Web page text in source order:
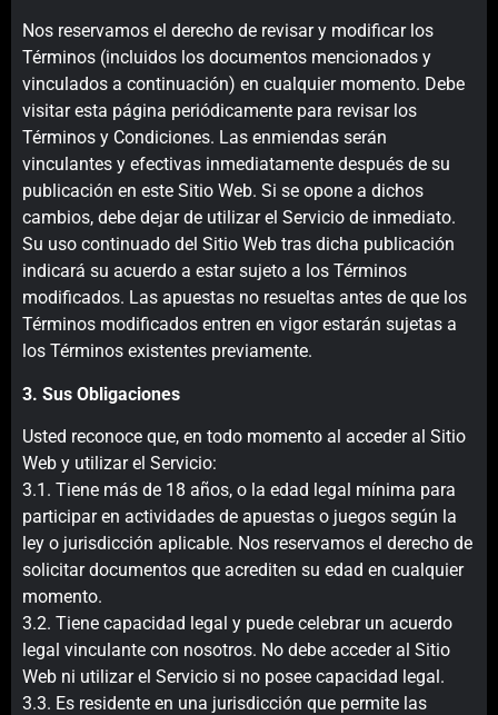
Nos reservamos el derecho de revisar y modificar los
Términos (incluidos los documentos mencionados y
vinculados a continuación) en cualquier momento. Debe
visitar esta página periódicamente para revisar los
Términos y Condiciones. Las enmiendas serán
vinculantes y efectivas inmediatamente después de su
publicación en este Sitio Web. Si se opone a dichos
cambios, debe dejar de utilizar el Servicio de inmediato.
Su uso continuado del Sitio Web tras dicha publicación
indicará su acuerdo a estar sujeto a los Términos
modificados. Las apuestas no resueltas antes de que los
Términos modificados entren en vigor estarán sujetas a
los Términos existentes previamente.
3. Sus Obligaciones
Usted reconoce que, en todo momento al acceder al Sitio
Web y utilizar el Servicio:
3.1. Tiene más de 18 años, o la edad legal mínima para
participar en actividades de apuestas o juegos según la
ley o jurisdicción aplicable. Nos reservamos el derecho de
solicitar documentos que acrediten su edad en cualquier
momento.
3.2. Tiene capacidad legal y puede celebrar un acuerdo
legal vinculante con nosotros. No debe acceder al Sitio
Web ni utilizar el Servicio si no posee capacidad legal.
3.3. Es residente en una jurisdicción que permite las